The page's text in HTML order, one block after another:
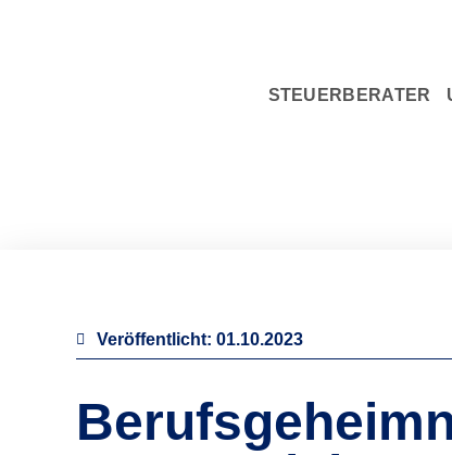
STEUERBERATER
Veröffentlicht: 01.10.2023